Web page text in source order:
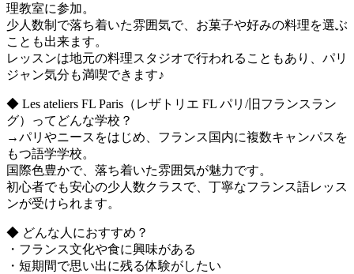
理教室に参加。
少人数制で落ち着いた雰囲気で、お菓子や好みの料理を選ぶ
ことも出来ます。
レッスンは地元の料理スタジオで行われることもあり、パリ
ジャン気分も満喫できます♪
◆ Les ateliers FL Paris（レザトリエ FL パリ/旧フランスラン
グ）ってどんな学校？
→パリやニースをはじめ、フランス国内に複数キャンパスを
もつ語学学校。
国際色豊かで、落ち着いた雰囲気が魅力です。
初心者でも安心の少人数クラスで、丁寧なフランス語レッス
ンが受けられます。
◆ どんな人におすすめ？
・フランス文化や食に興味がある
・短期間で思い出に残る体験がしたい